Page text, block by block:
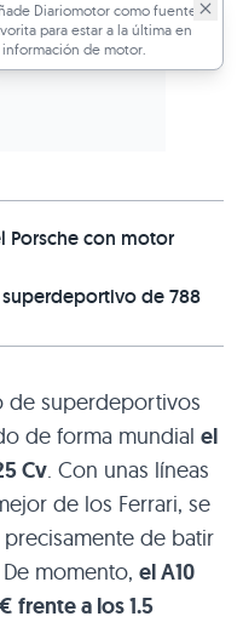
Diariomotor como fuente
para estar a la última en
información de motor.
Porsche con motor
superdeportivo de 788
de superdeportivos
de forma mundial el
Cv. Con unas líneas
de los Ferrari, se
de batir
De momento, elA10
frente a los 1.5